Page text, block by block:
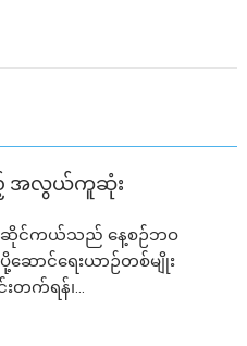
အလွယ်ကူဆုံး
င် ဆိုင်ကယ်သည် နေ့စဉ်ဘဝ
ာင်ရေးယာဉ်တစ်မျိုး
တက်ရန်၊...